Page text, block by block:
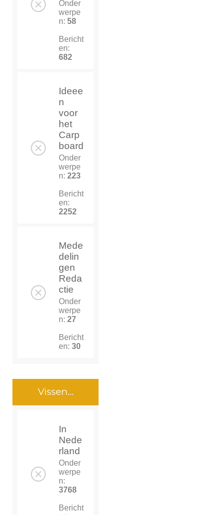
Onder
werpe
n: 58
Bericht
en:
682
Ideee
n
voor
het
Carp
board
Onder
werpe
n: 223
Bericht
en:
2252
Mede
delin
gen
Reda
ctie
Onder
werpe
n: 27
Bericht
en: 30
Vissen...
In
Nede
rland
Onder
werpe
n:
3768
Bericht